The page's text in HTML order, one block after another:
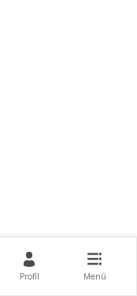
Profîl Menû